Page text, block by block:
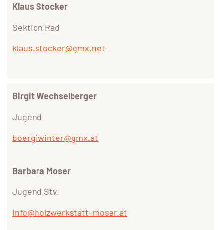
Klaus Stocker
Sektion Rad
klaus.stocker@gmx.net
Birgit Wechselberger
Jugend
boergiwinter@gmx.at
Barbara Moser
Jugend Stv.
info@holzwerkstatt-moser.at